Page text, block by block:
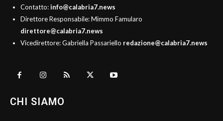
Contatto:info@calabria7.news
Direttore Responsabile: Mimmo Famularo
direttore@calabria7.news
Vicedirettore: Gabriella Passariello redazione@calabria7.news
CHI SIAMO